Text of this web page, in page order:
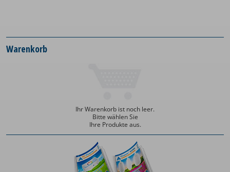
Warenkorb
Ihr Warenkorb ist noch leer.
Bitte wählen Sie
Ihre Produkte aus.